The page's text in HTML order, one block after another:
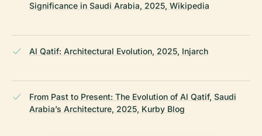
Significance in Saudi Arabia, 2025, Wikipedia
Al Qatif: Architectural Evolution, 2025, Injarch
From Past to Present: The Evolution of Al Qatif, Saudi
Arabia’s Architecture, 2025, Kurby Blog